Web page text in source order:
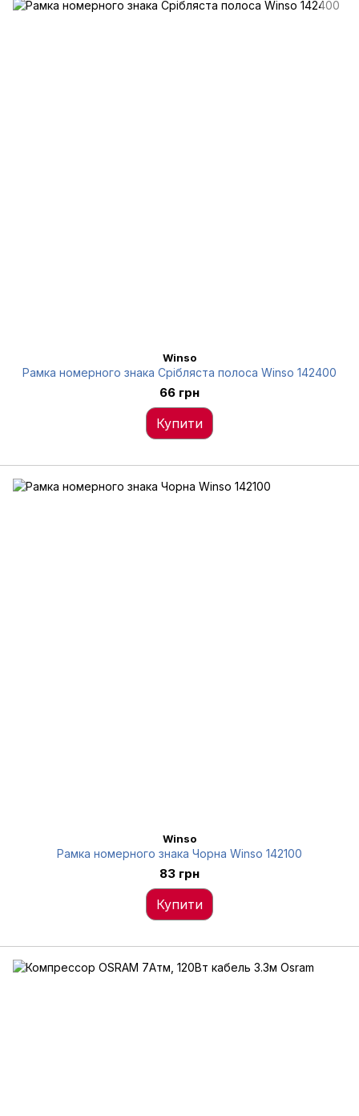
Winso
Рамка номерного знака Срібляста полоса Winso 142400
66 грн
Купити
Winso
Рамка номерного знака Чорна Winso 142100
83 грн
Купити